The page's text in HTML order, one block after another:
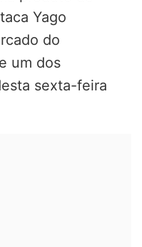
Yago
do
um dos
sexta-feira